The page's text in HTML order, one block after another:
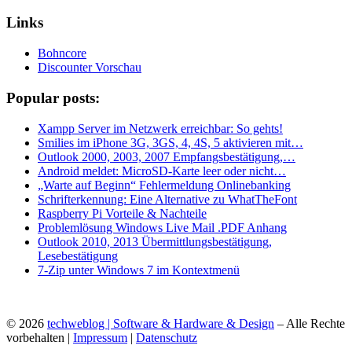
Links
Bohncore
Discounter Vorschau
Popular posts:
Xampp Server im Netzwerk erreichbar: So gehts!
Smilies im iPhone 3G, 3GS, 4, 4S, 5 aktivieren mit…
Outlook 2000, 2003, 2007 Empfangsbestätigung,…
Android meldet: MicroSD-Karte leer oder nicht…
„Warte auf Beginn“ Fehlermeldung Onlinebanking
Schrifterkennung: Eine Alternative zu WhatTheFont
Raspberry Pi Vorteile & Nachteile
Problemlösung Windows Live Mail .PDF Anhang
Outlook 2010, 2013 Übermittlungsbestätigung,
Lesebestätigung
7-Zip unter Windows 7 im Kontextmenü
© 2026 techweblog | Software & Hardware & Design – Alle Rechte
vorbehalten | Impressum | Datenschutz